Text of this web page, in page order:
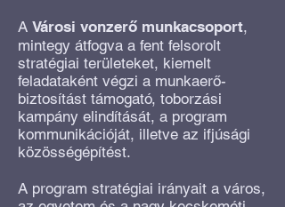
A Városi vonzerő munkacsoport,
mintegy átfogva a fent felsorolt
stratégiai területeket, kiemelt
feladataként végzi a munkaerő-
biztosítást támogató, toborzási
kampány elindítását, a program
kommunikációját, illetve az ifjúsági
közösségépítést.
A program stratégiai irányait a város,